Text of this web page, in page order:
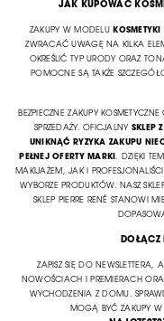
JAK KUPOWAĆ
ZAKUPY W MODELU
ZWRACAĆ UWAGĘ NA KILKA
OKREŚLIĆ TYP URODY ORAZ
POMOCNE SĄ TAKŻE
BEZPIECZNE ZAKUPY
SPRZEDAŻY. OFICJALNY SKLEP
UNIKNĄĆ RYZYKA ZAKUPU
PEŁNEJ OFERTY MARKI . DZIĘKI
MAKIJAŻEM, JAK I
WYBORZE PRODUKTÓW. NASZ
SKLEP PIERRE RENÉ STANOWI
DOŁĄCZ
ZAPISZ SIĘ DO NEWSLETTERA,
NOWOŚCIACH I PREMIERACH
WYCHODZENIA Z DOMU.
MOGĄ BYĆ ZAKUPY W